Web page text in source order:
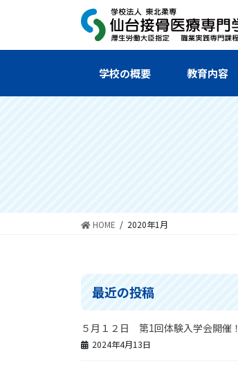
学校の概要 教育内容
HOME 2020年1月
最近の投稿
５月１２日 第1回体験入学会開催！
2024年4月13日